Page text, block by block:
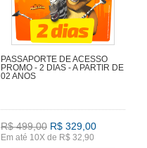
PASSAPORTE DE ACESSO
PROMO - 2 DIAS - A PARTIR DE
02 ANOS
R$ 499,00 R$ 329,00
Em até 10X de R$ 32,90